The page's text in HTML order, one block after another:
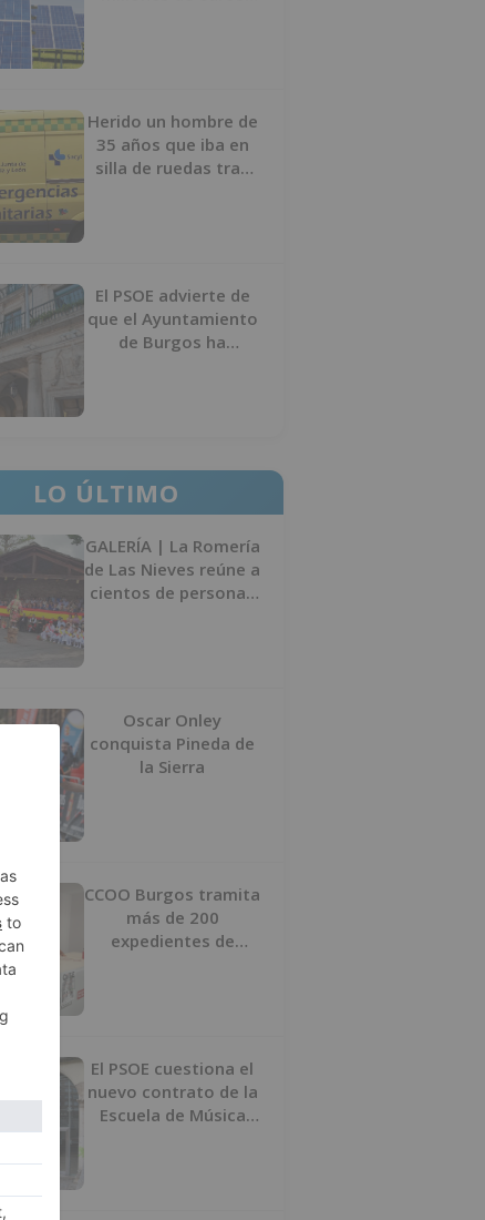
Herido un hombre de
35 años que iba en
silla de ruedas tras
El PSOE advierte de
que el Ayuntamiento
de Burgos ha
LO ÚLTIMO
GALERÍA | La Romería
de Las Nieves reúne a
cientos de personas
Oscar Onley
conquista Pineda de
la Sierra
CCOO Burgos tramita
más de 200
expedientes de
El PSOE cuestiona el
nuevo contrato de la
Escuela de Música